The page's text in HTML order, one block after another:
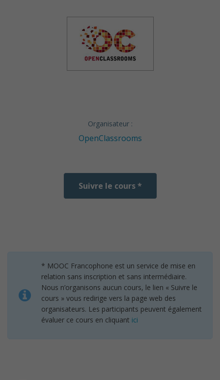
Organisateur :
OpenClassrooms
Suivre le cours *
* MOOC Francophone est un service de mise en
relation sans inscription et sans intermédiaire.
Nous n’organisons aucun cours, le lien « Suivre le
cours » vous redirige vers la page web des
organisateurs. Les participants peuvent également
évaluer ce cours en cliquant ici